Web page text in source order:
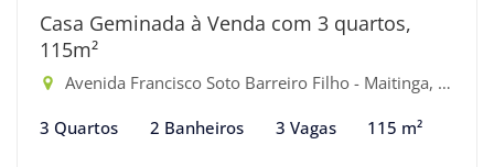
Casa Geminada à Venda com 3 quartos,
115m²
Avenida Francisco Soto Barreiro Filho - Maitinga, Bertioga-SP
3 Quartos 2 Banheiros 3 Vagas 115 m²